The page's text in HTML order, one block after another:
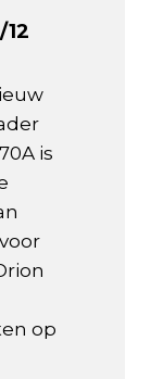
is
op